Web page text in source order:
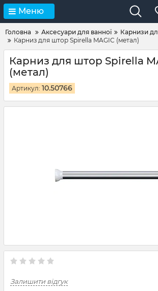
Меню
Головна Аксесуари для ванної
Карнизи
Карниз для штор Spirella MAGIC (метал)
Карниз для штор Spirella
(метал)
Артикул: 10.50766
Залишити відгук